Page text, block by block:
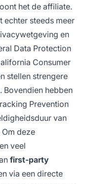
het de affiliate.
steeds meer
en
Data Protection
Consumer
stellen strengere
Bovendien hebben
Prevention
van
deze
veel
first-party
via een directe